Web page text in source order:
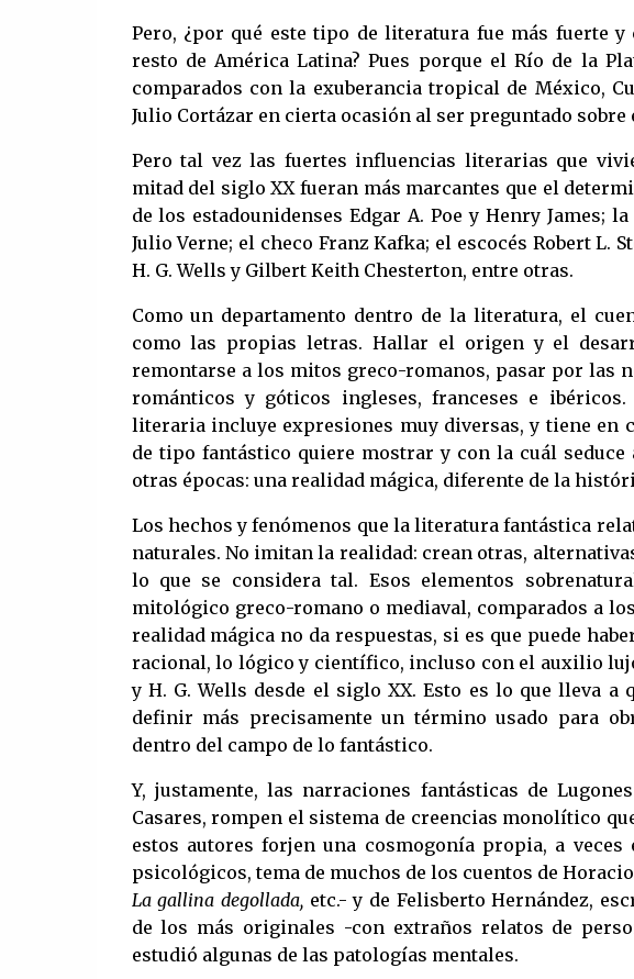
Pero, ¿por qué este tipo de literatura fue más fuerte
resto de América Latina? Pues porque el Río de la
comparados con la exuberancia tropical de México,
Julio Cortázar en cierta ocasión al ser preguntado sobre
Pero tal vez las fuertes influencias literarias que
mitad del siglo XX fueran más marcantes que el
de los estadounidenses Edgar A. Poe y Henry James;
Julio Verne; el checo Franz Kafka; el escocés Robert L.
H. G. Wells y Gilbert Keith Chesterton, entre otras.
Como un departamento dentro de la literatura, el
como las propias letras. Hallar el origen y el
remontarse a los mitos greco-romanos, pasar por las
románticos y góticos ingleses, franceses e
literaria incluye expresiones muy diversas, y tiene en
de tipo fantástico quiere mostrar y con la cuál
otras épocas: una realidad mágica, diferente de la
Los hechos y fenómenos que la literatura fantástica
naturales. No imitan la realidad: crean otras,
lo que se considera tal. Esos elementos
mitológico greco-romano o mediaval, comparados a
realidad mágica no da respuestas, si es que puede
racional, lo lógico y científico, incluso con el auxilio
y H. G. Wells desde el siglo XX. Esto es lo que lleva
definir más precisamente un término usado para
dentro del campo de lo fantástico.
Y, justamente, las narraciones fantásticas de
Casares, rompen el sistema de creencias monolítico
estos autores forjen una cosmogonía propia, a
psicológicos, tema de muchos de los cuentos de
La gallina degollada,etc.- y de Felisberto Hernández,
de los más originales -con extraños relatos de
estudió algunas de las patologías mentales.